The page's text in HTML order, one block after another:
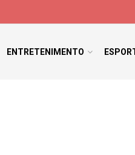
ENTRETENIMENTO